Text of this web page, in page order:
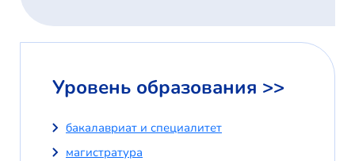
Уровень образования >>
бакалавриат и специалитет
магистратура